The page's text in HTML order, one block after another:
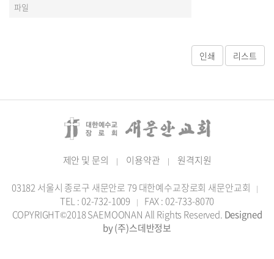
파일
제안 및 문의 | 이용약관 | 원격지원
03182 서울시 종로구 새문안로 79 대한예수교장로회 새문안교회 |
TEL : 02-732-1009 |
FAX : 02-733-8070
COPYRIGHT©2018 SAEMOONAN All Rights Reserved. Designed
by (주)스데반정보